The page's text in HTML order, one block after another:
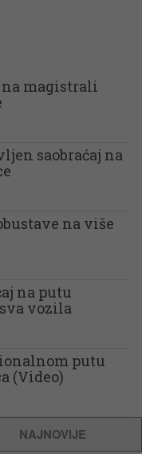
na magistrali
saobraćaj na
na više
na putu
vozila
putu
(Video)
NAJNOVIJE